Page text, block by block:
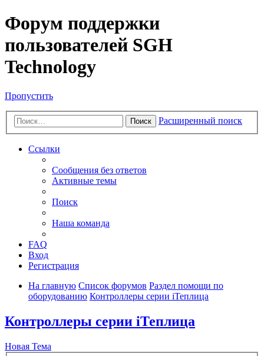
Форум поддержки
пользователей SGH
Technology
Пропустить
Поиск Расширенный поиск
Ссылки
Сообщения без ответов
Активные темы
Поиск
Наша команда
FAQ
Вход
Регистрация
На главную Список форумов Раздел помощи по
оборудованию Контроллеры серии iТеплица
Контроллеры серии iТеплица
Новая Тема